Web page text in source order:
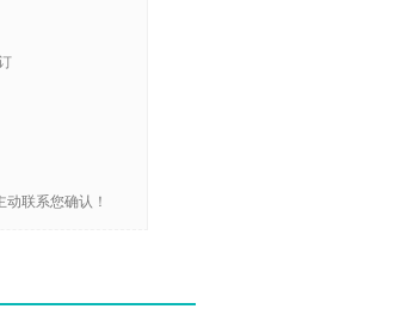
联系您确认！